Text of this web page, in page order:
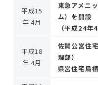
平成15
年 4月
東急アメニ
ム）を開設
（平成24年
平成18
年 4月
佐賀公営住
理部）
県営住宅鳥